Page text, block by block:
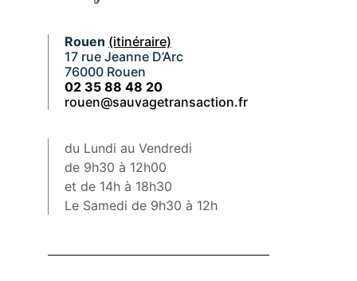
Rouen (itinéraire)
17 rue Jeanne D’Arc
76000 Rouen
02 35 88 48 20
rouen@sauvagetransaction.fr
du Lundi au Vendredi
de 9h30 à 12h00
et de 14h à 18h30
Le Samedi de 9h30 à 12h